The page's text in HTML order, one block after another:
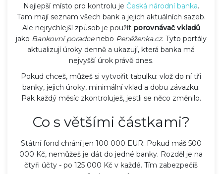
Nejlepší místo pro kontrolu je Česká národní banka.
Tam mají seznam všech bank a jejich aktuálních sazeb.
Ale nejrychlejší způsob je použít porovnávač vkladů
jako Bankovní poradcenebo Peněženka.cz. Tyto portály
aktualizují úroky denně a ukazují, která banka má
nejvyšší úrok právě dnes.
Pokud chceš, můžeš si vytvořit tabulku: vlož do ní tři
banky, jejich úroky, minimální vklad a dobu závazku.
Pak každý měsíc zkontroluješ, jestli se něco změnilo.
Co s většími částkami?
Státní fond chrání jen 100 000 EUR. Pokud máš 500
000 Kč, nemůžeš je dát do jedné banky. Rozděl je na
čtyři účty - po 125 000 Kč v každé. Tím zabezpečíš